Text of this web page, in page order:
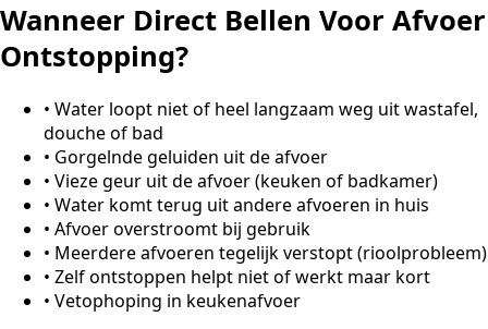
Wanneer Direct Bellen Voor Afvoer
Ontstopping?
• Water loopt niet of heel langzaam weg uit wastafel,
douche of bad
• Gorgelnde geluiden uit de afvoer
• Vieze geur uit de afvoer (keuken of badkamer)
• Water komt terug uit andere afvoeren in huis
• Afvoer overstroomt bij gebruik
• Meerdere afvoeren tegelijk verstopt (rioolprobleem)
• Zelf ontstoppen helpt niet of werkt maar kort
• Vetophoping in keukenafvoer